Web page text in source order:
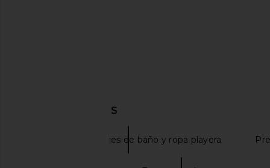
DESCUBRIR MÁS
Tops de bikini, trajes de baño y ropa playera